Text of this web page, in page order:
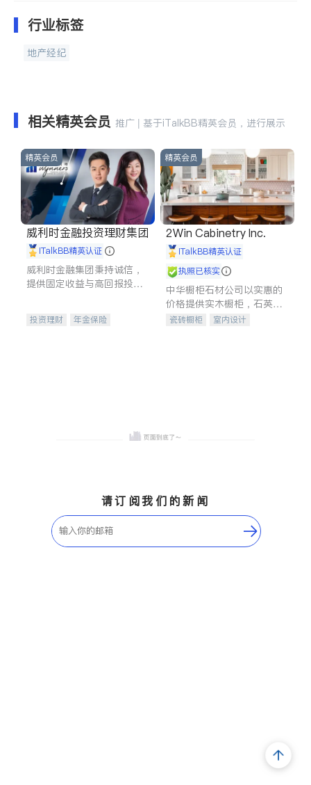
行业标签
地产经纪
相关精英会员 推广 | 基于iTalkBB精英会员，进行展示
精英会员
威利时金融投资理财集团
iTalkBB精英认证
威利时金融集团秉持诚信，
提供固定收益与高回报投资
合，助力客户实现目标
投资理财
年金保险
精英会员
2Win Cabinetry Inc.
iTalkBB精英认证
执照已核实
中华橱柜石材公司以实惠的
价格提供实木橱柜，石英石
台面，多种优质不锈钢水
瓷砖橱柜
室内设计
请订阅我们的新闻